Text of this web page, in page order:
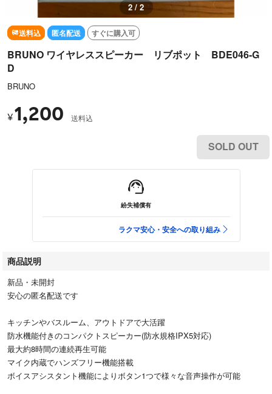
1 / 2
送料込 匿名配送 すぐに購入可
BRUNO ワイヤレススピーカー リブポット BDE046-G
D
BRUNO
¥1,200 送料込
SOLD OUT
紛失補償有
ラクマ安心・安全への取り組み
商品説明
新品・未開封
安心の匿名配送です
キッチンやバスルーム、アウトドアで大活躍
防水機能付きのコンパクトスピーカー(防水規格IPX5対応)
最大約8時間の連続再生可能
マイク内蔵でハンズフリー機能搭載
ボイスアシスタント機能によりボタン1つで様々な音声操作が可能